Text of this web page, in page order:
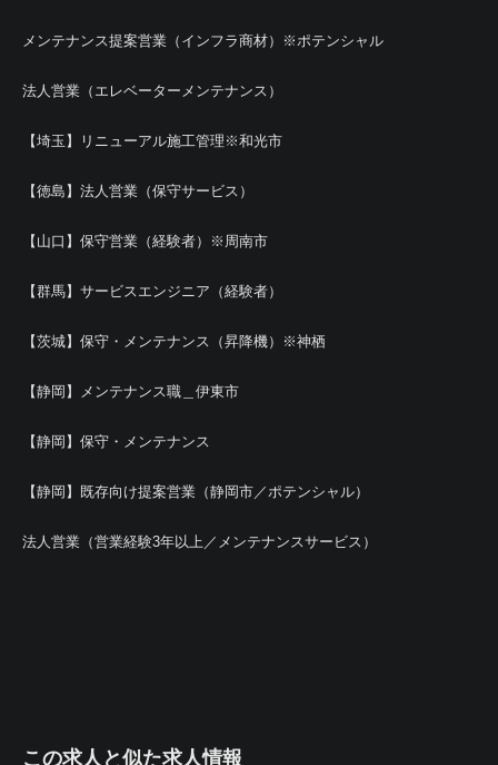
メンテナンス提案営業（インフラ商材）※ポテンシャル
法人営業（エレベーターメンテナンス）
【埼玉】リニューアル施工管理※和光市
【徳島】法人営業（保守サービス）
【山口】保守営業（経験者）※周南市
【群馬】サービスエンジニア（経験者）
【茨城】保守・メンテナンス（昇降機）※神栖
【静岡】メンテナンス職＿伊東市
【静岡】保守・メンテナンス
【静岡】既存向け提案営業（静岡市／ポテンシャル）
法人営業（営業経験3年以上／メンテナンスサービス）
この求人と似た求人情報